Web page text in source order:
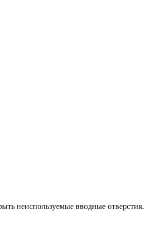
неиспользуемые вводные отверстия.